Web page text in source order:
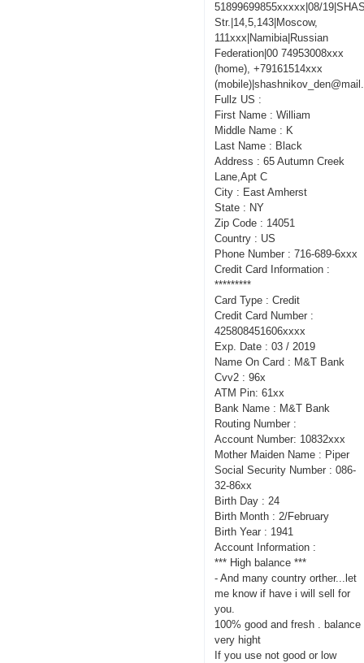
51899699855xxxxx|08/
Str.|14,5,143|Moscow,
111xxx|Namibia|Russian
Federation|00 74953008xxx
(home), +79161514xxx
Fullz US :
First Name : William
Middle Name : K
Last Name : Black
Address : 65 Autumn Creek
Lane,Apt C
City : East Amherst
State : NY
Zip Code : 14051
Country : US
Phone Number : 716-689-6xxx
Credit Card Information :
*********
Card Type : Credit
Credit Card Number :
425808451606xxxx
Exp. Date : 03 / 2019
Name On Card : M&T Bank
Cvv2 : 96x
ATM Pin: 61xx
Bank Name : M&T Bank
Routing Number :
Account Number: 10832xxx
Mother Maiden Name : Piper
Social Security Number : 086-
32-86xx
Birth Day : 24
Birth Month : 2/February
Birth Year : 1941
Account Information :
*** High balance ***
- And many country orther...let
me know if have i will sell for
you.
100% good and fresh . balance
very hight
If you use not good or low